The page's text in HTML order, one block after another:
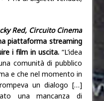
Red, Circuito Cinema
piattaforma streaming
i film in uscita. “L’idea
comunità di pubblico
e che nel momento in
un dialogo […]
una mancanza di